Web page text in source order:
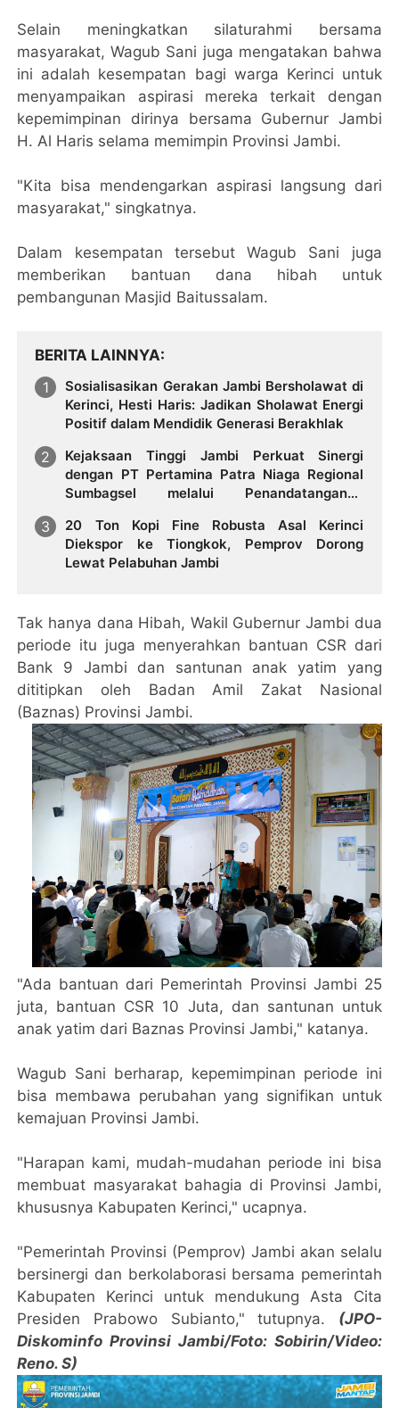
Selain meningkatkan silaturahmi bersama
masyarakat, Wagub Sani juga mengatakan bahwa
ini adalah kesempatan bagi warga Kerinci untuk
menyampaikan aspirasi mereka terkait dengan
kepemimpinan dirinya bersama Gubernur Jambi
H. Al Haris selama memimpin Provinsi Jambi.
"Kita bisa mendengarkan aspirasi langsung dari
masyarakat," singkatnya.
Dalam kesempatan tersebut Wagub Sani juga
memberikan bantuan dana hibah untuk
pembangunan Masjid Baitussalam.
BERITA LAINNYA
Sosialisasikan Gerakan Jambi Bersholawat di
Kerinci, Hesti Haris: Jadikan Sholawat Energi
Positif dalam Mendidik Generasi Berakhlak
Kejaksaan Tinggi Jambi Perkuat Sinergi
dengan PT Pertamina Patra Niaga Regional
Sumbagsel melalui Penandatanganan
20 Ton Kopi Fine Robusta Asal Kerinci
Diekspor ke Tiongkok, Pemprov Dorong
Lewat Pelabuhan Jambi
Tak hanya dana Hibah, Wakil Gubernur Jambi dua
periode itu juga menyerahkan bantuan CSR dari
Bank 9 Jambi dan santunan anak yatim yang
dititipkan oleh Badan Amil Zakat Nasional
(Baznas) Provinsi Jambi.
"Ada bantuan dari Pemerintah Provinsi Jambi 25
juta, bantuan CSR 10 Juta, dan santunan untuk
anak yatim dari Baznas Provinsi Jambi," katanya.
Wagub Sani berharap, kepemimpinan periode ini
bisa membawa perubahan yang signifikan untuk
kemajuan Provinsi Jambi.
"Harapan kami, mudah-mudahan periode ini bisa
membuat masyarakat bahagia di Provinsi Jambi,
khususnya Kabupaten Kerinci," ucapnya.
"Pemerintah Provinsi (Pemprov) Jambi akan selalu
bersinergi dan berkolaborasi bersama pemerintah
Kabupaten Kerinci untuk mendukung Asta Cita
Presiden Prabowo Subianto," tutupnya. (JPO-
Diskominfo Provinsi Jambi/Foto: Sobirin/Video:
Reno. S)